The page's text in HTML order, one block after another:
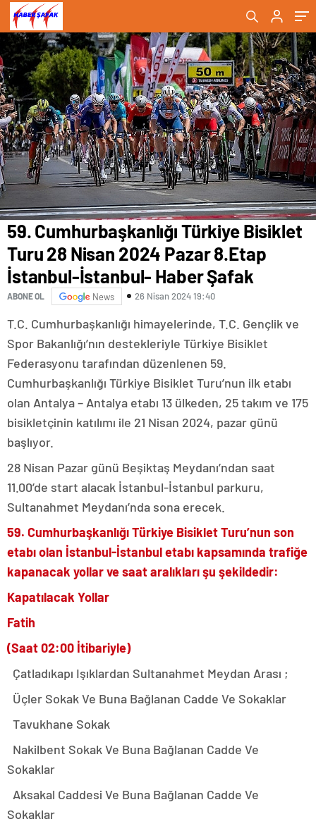
İstanbul- Haber Şafak
59. Cumhurbaşkanlığı Türkiye Bisiklet
Turu 28 Nisan 2024 Pazar 8.Etap
İstanbul-İstanbul- Haber Şafak
ABONE OL News 26 Nisan 2024 19:40
T.C. Cumhurbaşkanlığı himayelerinde, T.C. Gençlik ve
Spor Bakanlığı’nın destekleriyle Türkiye Bisiklet
Federasyonu tarafından düzenlenen 59.
Cumhurbaşkanlığı Türkiye Bisiklet Turu’nun ilk etabı
olan Antalya – Antalya etabı 13 ülkeden, 25 takım ve 175
bisikletçinin katılımı ile 21 Nisan 2024, pazar günü
başlıyor.
28 Nisan Pazar günü Beşiktaş Meydanı’ndan saat
11.00’de start alacak İstanbul-İstanbul parkuru,
Sultanahmet Meydanı’nda sona erecek.
59. Cumhurbaşkanlığı Türkiye Bisiklet Turu’nun son
etabı olan İstanbul-İstanbul etabı kapsamında trafiğe
kapanacak yollar ve saat aralıkları şu şekildedir:
Kapatılacak Yollar
Fatih
(Saat 02:00 İtibariyle)
Çatladıkapı Işıklardan Sultanahmet Meydan Arası ;
Üçler Sokak Ve Buna Bağlanan Cadde Ve Sokaklar
Tavukhane Sokak
Nakilbent Sokak Ve Buna Bağlanan Cadde Ve
Sokaklar
Aksakal Caddesi Ve Buna Bağlanan Cadde Ve
Sokaklar
Haber Şafak